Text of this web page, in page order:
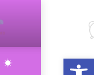
פתח סרגל נגישות